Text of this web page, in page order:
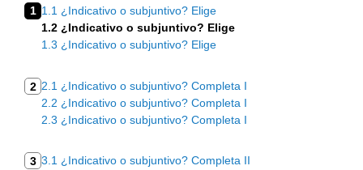
1 1.1 ¿Indicativo o subjuntivo? Elige
1.2 ¿Indicativo o subjuntivo? Elige
1.3 ¿Indicativo o subjuntivo? Elige
2 2.1 ¿Indicativo o subjuntivo? Completa I
2.2 ¿Indicativo o subjuntivo? Completa I
2.3 ¿Indicativo o subjuntivo? Completa I
3 3.1 ¿Indicativo o subjuntivo? Completa II